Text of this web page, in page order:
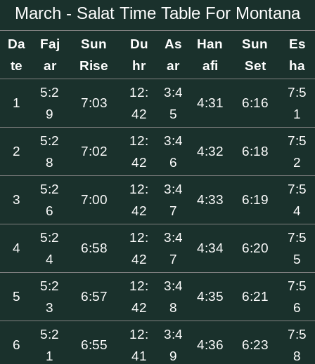
March - Salat Time Table For Montana
Da
te
Faj
ar
Sun
Rise
Du
hr
As
ar
Han
afi
Sun
Set
Es
ha
1
5:2
9
7:03
12:
42
3:4
5
4:31 6:16
7:5
1
2
5:2
8
7:02
12:
42
3:4
6
4:32 6:18
7:5
2
3
5:2
6
7:00
12:
42
3:4
7
4:33 6:19
7:5
4
4
5:2
4
6:58
12:
42
3:4
7
4:34 6:20
7:5
5
5
5:2
3
6:57
12:
42
3:4
8
4:35 6:21
7:5
6
6
5:2
1
6:55
12:
41
3:4
9
4:36 6:23
7:5
8